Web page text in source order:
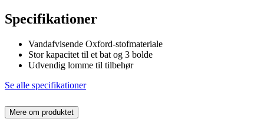
Specifikationer
Vandafvisende Oxford-stofmateriale
Stor kapacitet til et bat og 3 bolde
Udvendig lomme til tilbehør
Se alle specifikationer
Mere om produktet